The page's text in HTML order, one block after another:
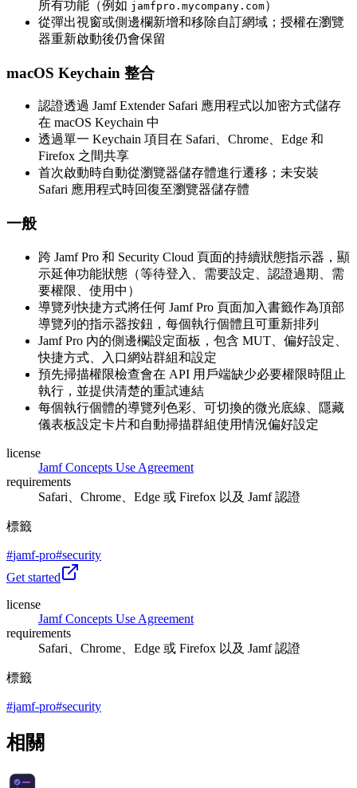
所有功能（例如 jamfpro.mycompany.com）
從彈出視窗或側邊欄新增和移除自訂網域；授權在瀏覽
器重新啟動後仍會保留
macOS Keychain 整合
認證透過 Jamf Extender Safari 應用程式以加密方式儲存
在 macOS Keychain 中
透過單一 Keychain 項目在 Safari、Chrome、Edge 和
Firefox 之間共享
首次啟動時自動從瀏覽器儲存體進行遷移；未安裝
Safari 應用程式時回復至瀏覽器儲存體
一般
跨 Jamf Pro 和 Security Cloud 頁面的持續狀態指示器，顯
示延伸功能狀態（等待登入、需要設定、認證過期、需
要權限、使用中）
導覽列快捷方式將任何 Jamf Pro 頁面加入書籤作為頂部
導覽列的指示器按鈕，每個執行個體且可重新排列
Jamf Pro 內的側邊欄設定面板，包含 MUT、偏好設定、
快捷方式、入口網站群組和設定
預先掃描權限檢查會在 API 用戶端缺少必要權限時阻止
執行，並提供清楚的重試連結
每個執行個體的導覽列色彩、可切換的微光底線、隱藏
儀表板設定卡片和自動掃描群組使用情況偏好設定
license
Jamf Concepts Use Agreement
requirements
Safari、Chrome、Edge 或 Firefox 以及 Jamf 認證
標籤
#jamf-pro#security
Get started
license
Jamf Concepts Use Agreement
requirements
Safari、Chrome、Edge 或 Firefox 以及 Jamf 認證
標籤
#jamf-pro#security
相關